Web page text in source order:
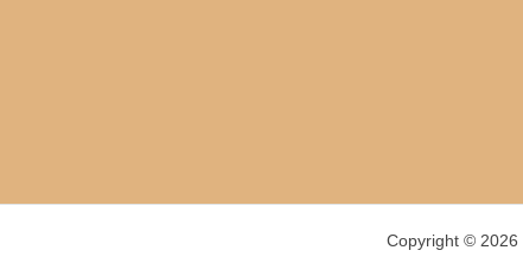
Copyright © 2026